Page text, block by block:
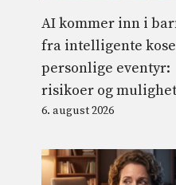
AI kommer inn i
fra intelligente
personlige eventyr:
risikoer og
6. august 2026